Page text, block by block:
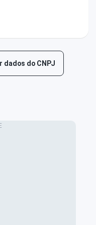
dados do CNPJ